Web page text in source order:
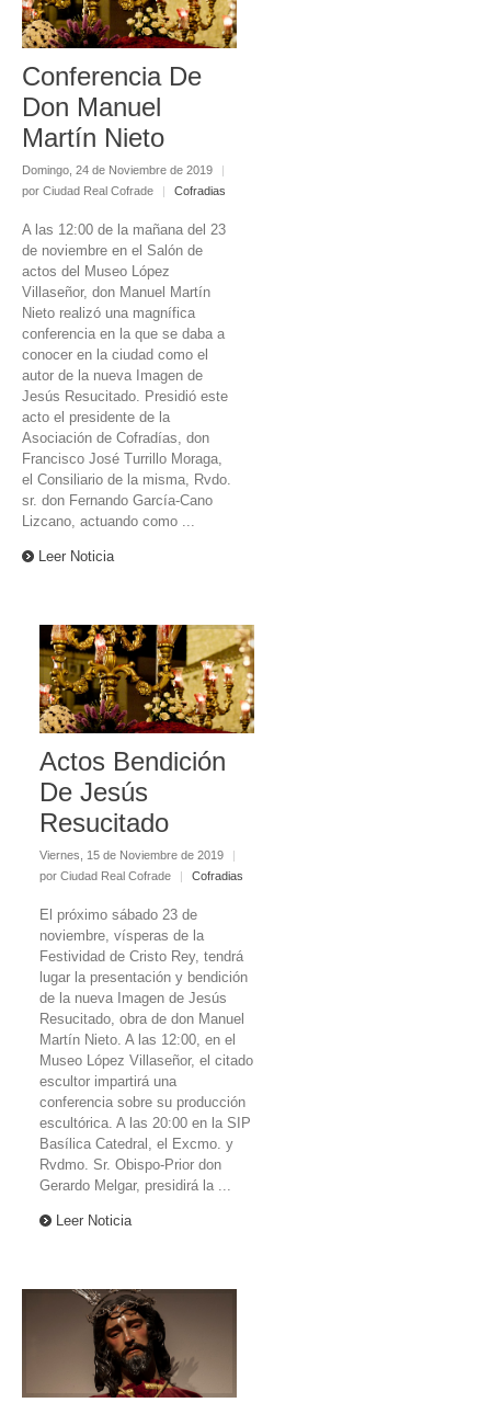
Conferencia De
Don Manuel
Martín Nieto
Domingo, 24 de Noviembre de 2019
|
por Ciudad Real Cofrade
| Cofradias
A las 12:00 de la mañana del 23
de noviembre en el Salón de
actos del Museo López
Villaseñor, don Manuel Martín
Nieto realizó una magnífica
conferencia en la que se daba a
conocer en la ciudad como el
autor de la nueva Imagen de
Jesús Resucitado. Presidió este
acto el presidente de la
Asociación de Cofradías, don
Francisco José Turrillo Moraga,
el Consiliario de la misma, Rvdo.
sr. don Fernando García-Cano
Lizcano, actuando como ...
Leer Noticia
Actos Bendición
De Jesús
Resucitado
Viernes, 15 de Noviembre de 2019
|
por Ciudad Real Cofrade
| Cofradias
El próximo sábado 23 de
noviembre, vísperas de la
Festividad de Cristo Rey, tendrá
lugar la presentación y bendición
de la nueva Imagen de Jesús
Resucitado, obra de don Manuel
Martín Nieto. A las 12:00, en el
Museo López Villaseñor, el citado
escultor impartirá una
conferencia sobre su producción
escultórica. A las 20:00 en la SIP
Basílica Catedral, el Excmo. y
Rvdmo. Sr. Obispo-Prior don
Gerardo Melgar, presidirá la ...
Leer Noticia